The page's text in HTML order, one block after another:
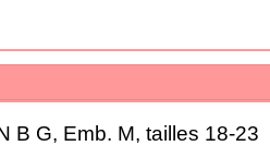
B G, Emb. M, tailles 18-23